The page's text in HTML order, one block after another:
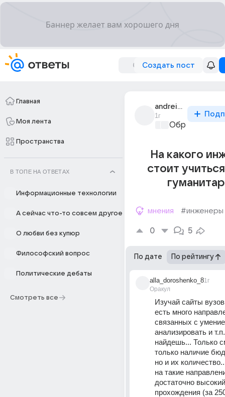
Создать пост
Главная
Моя лента
Пространства
В ТОПЕ НА ОТВЕТАХ
Информационные технологии
А сейчас что-то совсем другое
О любви без купюр
Философский вопрос
Политические дебаты
Смотреть все
andrei_solov_26
1г
На какого
стоит
мнения #инженеры
0 5
По дате По рейтингу
alla_doroshenko_8
Оракул
1г
Изучай сайты
есть много
связанных с
анализировать и
найдешь... Только
только наличие
но и их
на такие
достаточно
прохождения (за